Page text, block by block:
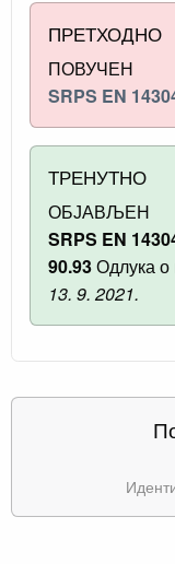
ПРЕТХОДНО
ПОВУЧЕН
SRPS EN
ТРЕНУТНО
ОБЈАВЉЕН
SRPS EN
90.93Одлука о
13. 9. 2021.